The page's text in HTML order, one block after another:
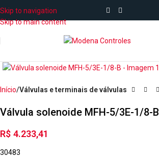
Skip to navigation
Skip to main content
Início Válvulas e terminais de válvulas
Válvula solenoide MFH-5/3E-1/8-B
R$ 4.233,41
30483